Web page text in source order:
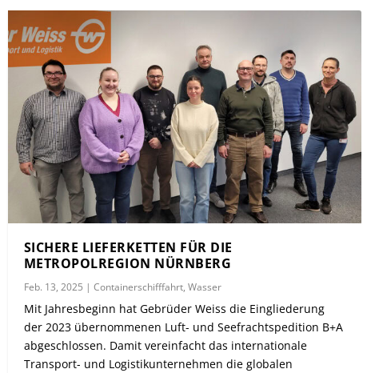
SICHERE LIEFERKETTEN FÜR DIE
METROPOLREGION NÜRNBERG
Feb. 13, 2025 | Containerschifffahrt, Wasser
Mit Jahresbeginn hat Gebrüder Weiss die Eingliederung
der 2023 übernommenen Luft- und Seefrachtspedition B+A
abgeschlossen. Damit vereinfacht das internationale
Transport- und Logistikunternehmen die globalen